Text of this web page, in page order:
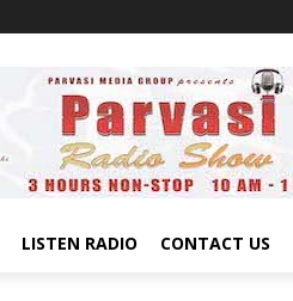
LISTEN RADIO CONTACT US